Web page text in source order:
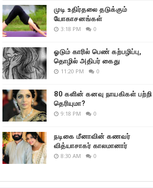
முடி உதிர்தலை தடுக்கும்
யோகாசனங்கள்
3:18 PM 0
ஓடும் காரில் பெண் கற்பழிப்பு,
தொழில் அதிபர் கைது
11:20 PM 0
80 களின் கனவு நாயகிகள் பற்றி
தெரியுமா?
9:18 PM 0
நடிகை மீனாவின் கணவர்
வித்யாசாகர் காலமானார்
8:30 AM 0